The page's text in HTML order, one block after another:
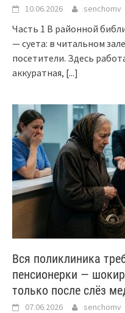
10.06.2026 senchomv
Часть 1 В районной
— суета: в читальном
посетители. Здесь
аккуратная, [...]
Вся поликлиника
пенсионерки —
только после слёз
07.06.2026 senchomv